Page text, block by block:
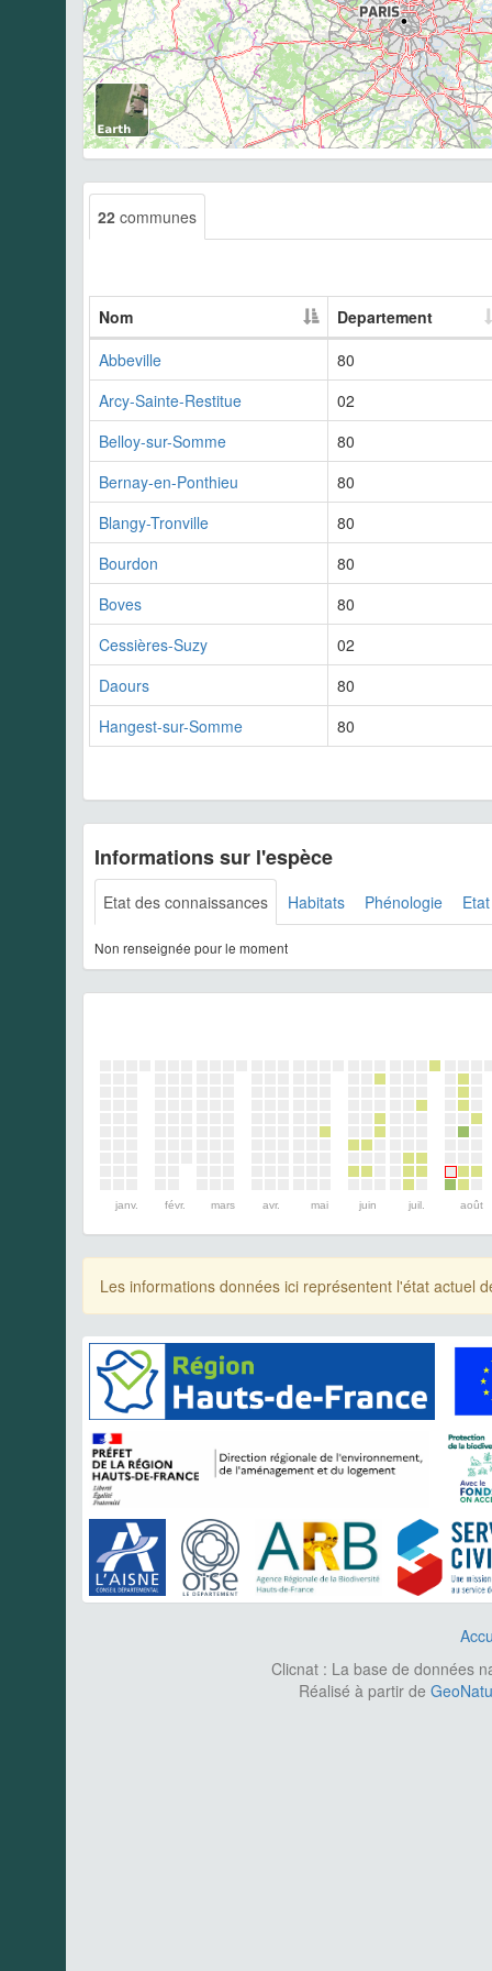
22 communes
Nom
Departement
Abbeville
80
Arcy-Sainte-Restitue
02
Belloy-sur-Somme
80
Bernay-en-Ponthieu
80
Blangy-Tronville
80
Bourdon
80
Boves
80
Cessières-Suzy
02
Daours
80
Hangest-sur-Somme
80
Informations sur l'espèce
Etat des connaissances Habitats Phénologie
Non renseignée pour le moment
janv. févr. mars avr. mai juin juil. août
Les informations données ici représentent l'état actuel
Clicnat : La base de données
Réalisé à partir de